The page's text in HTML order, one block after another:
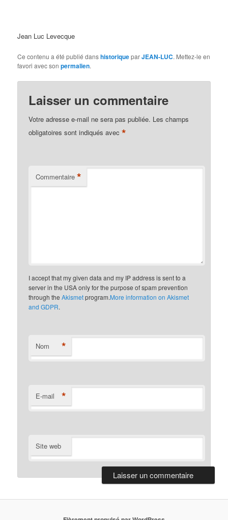
Jean Luc Levecque
Ce contenu a été publié danshistoriqueparJEAN-LUC. Mettez-le en
favori avec sonpermalien.
Laisser un commentaire
Votre adresse e-mail ne sera pas publiée. Les champs
obligatoires sont indiqués avec*
Commentaire *
I accept that my given data and my IP address is sent to a
server in the USA only for the purpose of spam prevention
through theAkismetprogram.More information on Akismet
and GDPR.
Nom *
E-mail *
Site web